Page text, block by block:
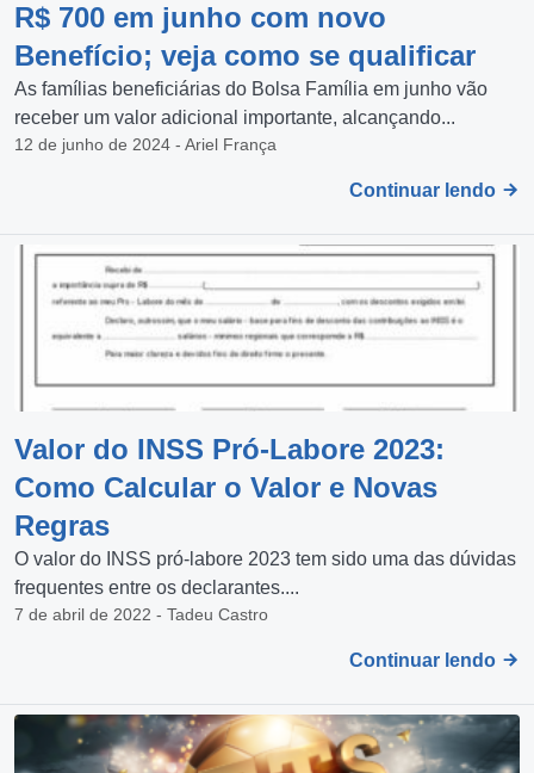
R$ 700 em junho com novo
Benefício; veja como se qualificar
As famílias beneficiárias do Bolsa Família em junho vão
receber um valor adicional importante, alcançando...
12 de junho de 2024 - Ariel França
Continuar lendo
Valor do INSS Pró-Labore 2023:
Como Calcular o Valor e Novas
Regras
O valor do INSS pró-labore 2023 tem sido uma das dúvidas
frequentes entre os declarantes....
7 de abril de 2022 - Tadeu Castro
Continuar lendo